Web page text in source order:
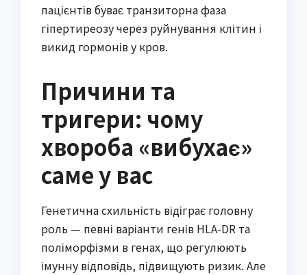
пацієнтів буває транзиторна фаза
гіпертиреозу через руйнування клітин і
викид гормонів у кров.
Причини та
тригери: чому
хвороба «вибухає»
саме у вас
Генетична схильність відіграє головну
роль — певні варіанти генів HLA-DR та
поліморфізми в генах, що регулюють
імунну відповідь, підвищують ризик. Але